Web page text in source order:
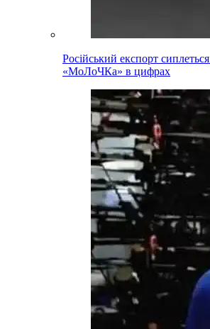
Російський експорт
«МоЛоЧКа» в цифрах